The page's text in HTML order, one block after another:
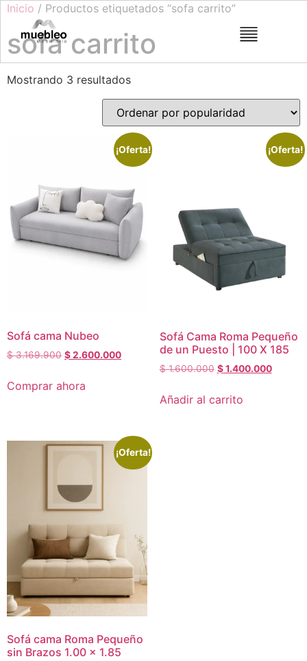
Inicio / Productos etiquetados “sofa carrito”
sofa carrito
Mostrando 3 resultados
¡Oferta!
Sofá cama Nubeo
$3.169.900 $2.600.000
Comprar ahora
¡Oferta!
Sofá Cama Roma Pequeño
de un Puesto | 100 X 185
$1.600.000 $1.400.000
Añadir al carrito
¡Oferta!
Sofá cama Roma Pequeño
sin Brazos 1.00 x 1.85